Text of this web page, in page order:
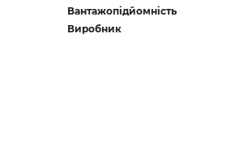
Вантажопідйомність
Виробник